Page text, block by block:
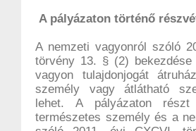
A pályázaton történő
A nemzeti vagyonról szóló
törvény 13. § (2) bekezdése
vagyon tulajdonjogát
személy vagy átlátható
lehet. A pályázaton részt
természetes személy és a